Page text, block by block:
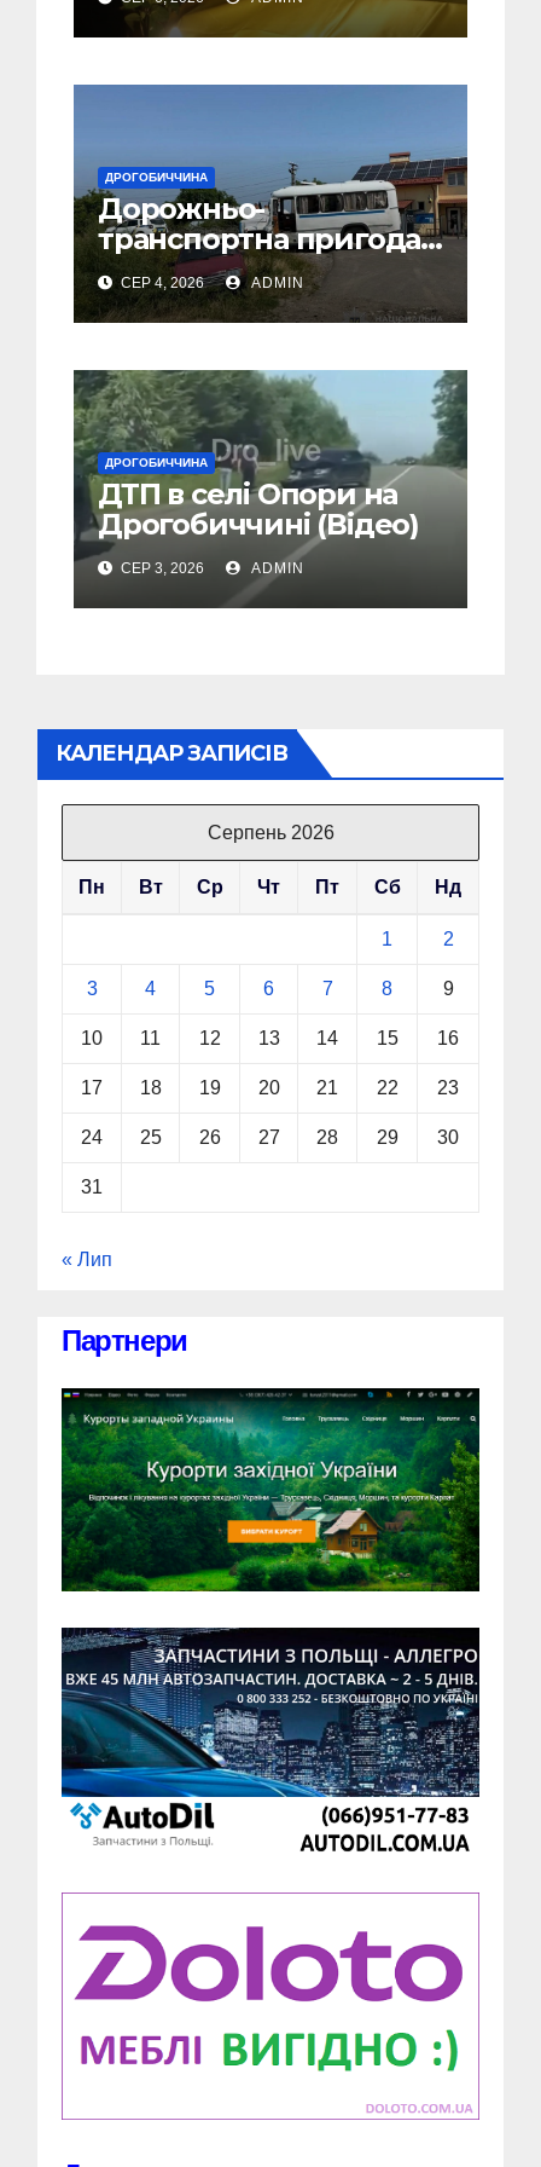
Захисника – Олега
Торського
ДРОГОБИЧЧИНА
Дорожньо-
транспортна пригода
у селі Попелі на
Дрогобиччині
СЕР 4, 2026 ADMIN
ДРОГОБИЧЧИНА
ДТП в селі Опори на
Дрогобиччині (Відео)
СЕР 3, 2026 ADMIN
КАЛЕНДАР ЗАПИСІВ
Серпень 2026
Пн Вт Ср Чт Пт Сб Нд
1 2
3 4 5 6 7 8 9
10 11 12 13 14 15 16
17 18 19 20 21 22 23
24 25 26 27 28 29 30
31
« Лип
Партнери